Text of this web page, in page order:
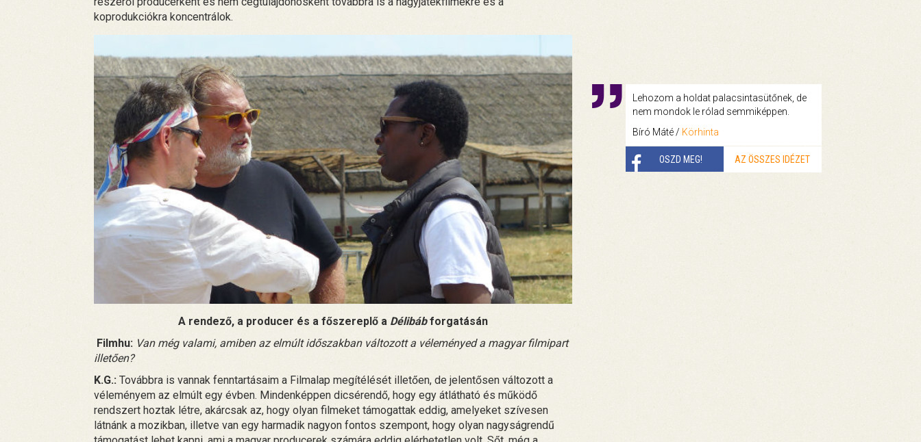
koprodukciókra koncentrálok.
A rendező, a producer és a főszereplő a Délibábforgatásán
Filmhu: Van még valami, amiben az elmúlt időszakban változott a véleményed a magyar filmipart
illetően?
K.G.: Továbbra is vannak fenntartásaim a Filmalap megítélését illetően, de jelentősen változott a
véleményem az elmúlt egy évben. Mindenképpen dicsérendő, hogy egy átlátható és működő
rendszert hoztak létre, akárcsak az, hogy olyan filmeket támogattak eddig, amelyeket szívesen
látnánk a mozikban, illetve van egy harmadik nagyon fontos szempont, hogy olyan nagyságrendű
Lehozom a holdat palacsintasütőnek, de
nem mondok le rólad semmiképpen.
Bíró Máté / Körhinta
OSZD MEG! AZ ÖSSZES IDÉZET